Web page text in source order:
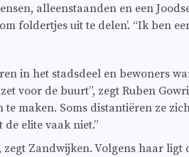
alleenstaanden en een
foldertjes uit te delen’. “Ik ben
in het stadsdeel en bewoners
voor de buurt”, zegt Ruben
maken. Soms distantiëren ze
elite vaak niet.”
zegt Zandwijken.Volgens haar ligt